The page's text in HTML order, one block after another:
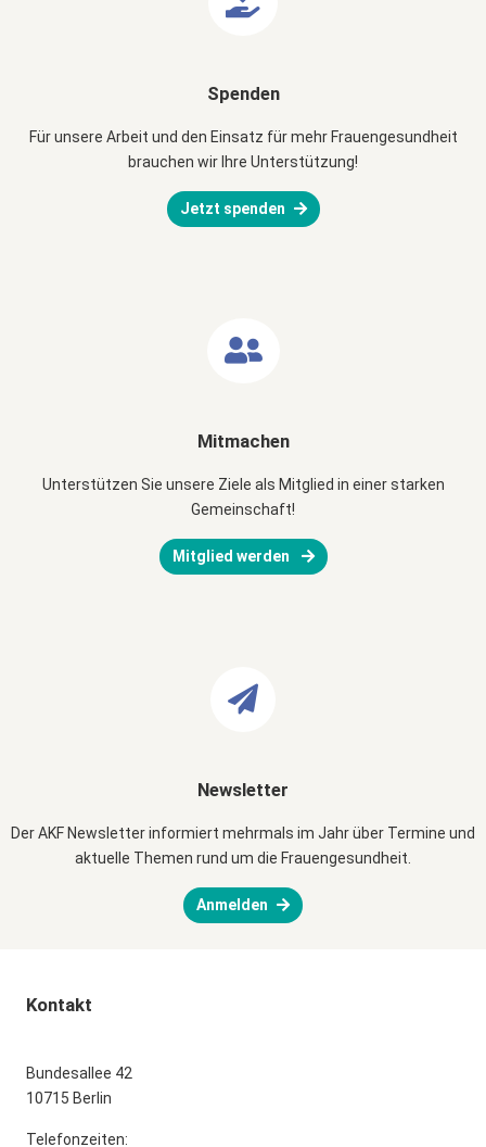
Spenden
Für unsere Arbeit und den Einsatz für mehr Frauengesundheit
brauchen wir Ihre Unterstützung!
Jetzt spenden
Mitmachen
Unterstützen Sie unsere Ziele als Mitglied in einer starken
Gemeinschaft!
Mitglied werden
Newsletter
Der AKF Newsletter informiert mehrmals im Jahr über Termine und
aktuelle Themen rund um die Frauengesundheit.
Anmelden
Kontakt
Bundesallee 42
10715 Berlin
Telefonzeiten: